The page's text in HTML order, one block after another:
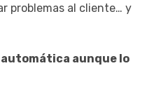
problemas al cliente… y
automática aunque lo